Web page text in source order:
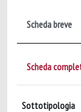
Scheda breve
Scheda
Sottotipologia